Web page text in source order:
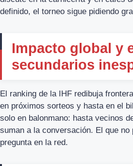
definido, el torneo sigue pidiendo
Impacto global y
secundarios
El ranking de la IHF redibuja
en próximos sorteos y hasta en el
solo en balonmano: hasta vecinos
suman a la conversación. El que no
pregunta en la red.